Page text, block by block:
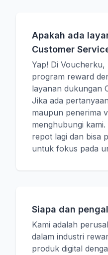
Apakah ada
Customer
Yap! Di Voucherku,
program reward
layanan dukungan
Jika ada
maupun penerima
menghubungi
repot lagi dan bisa
untuk fokus pada
Siapa dan
Kami adalah
dalam industri
produk digital